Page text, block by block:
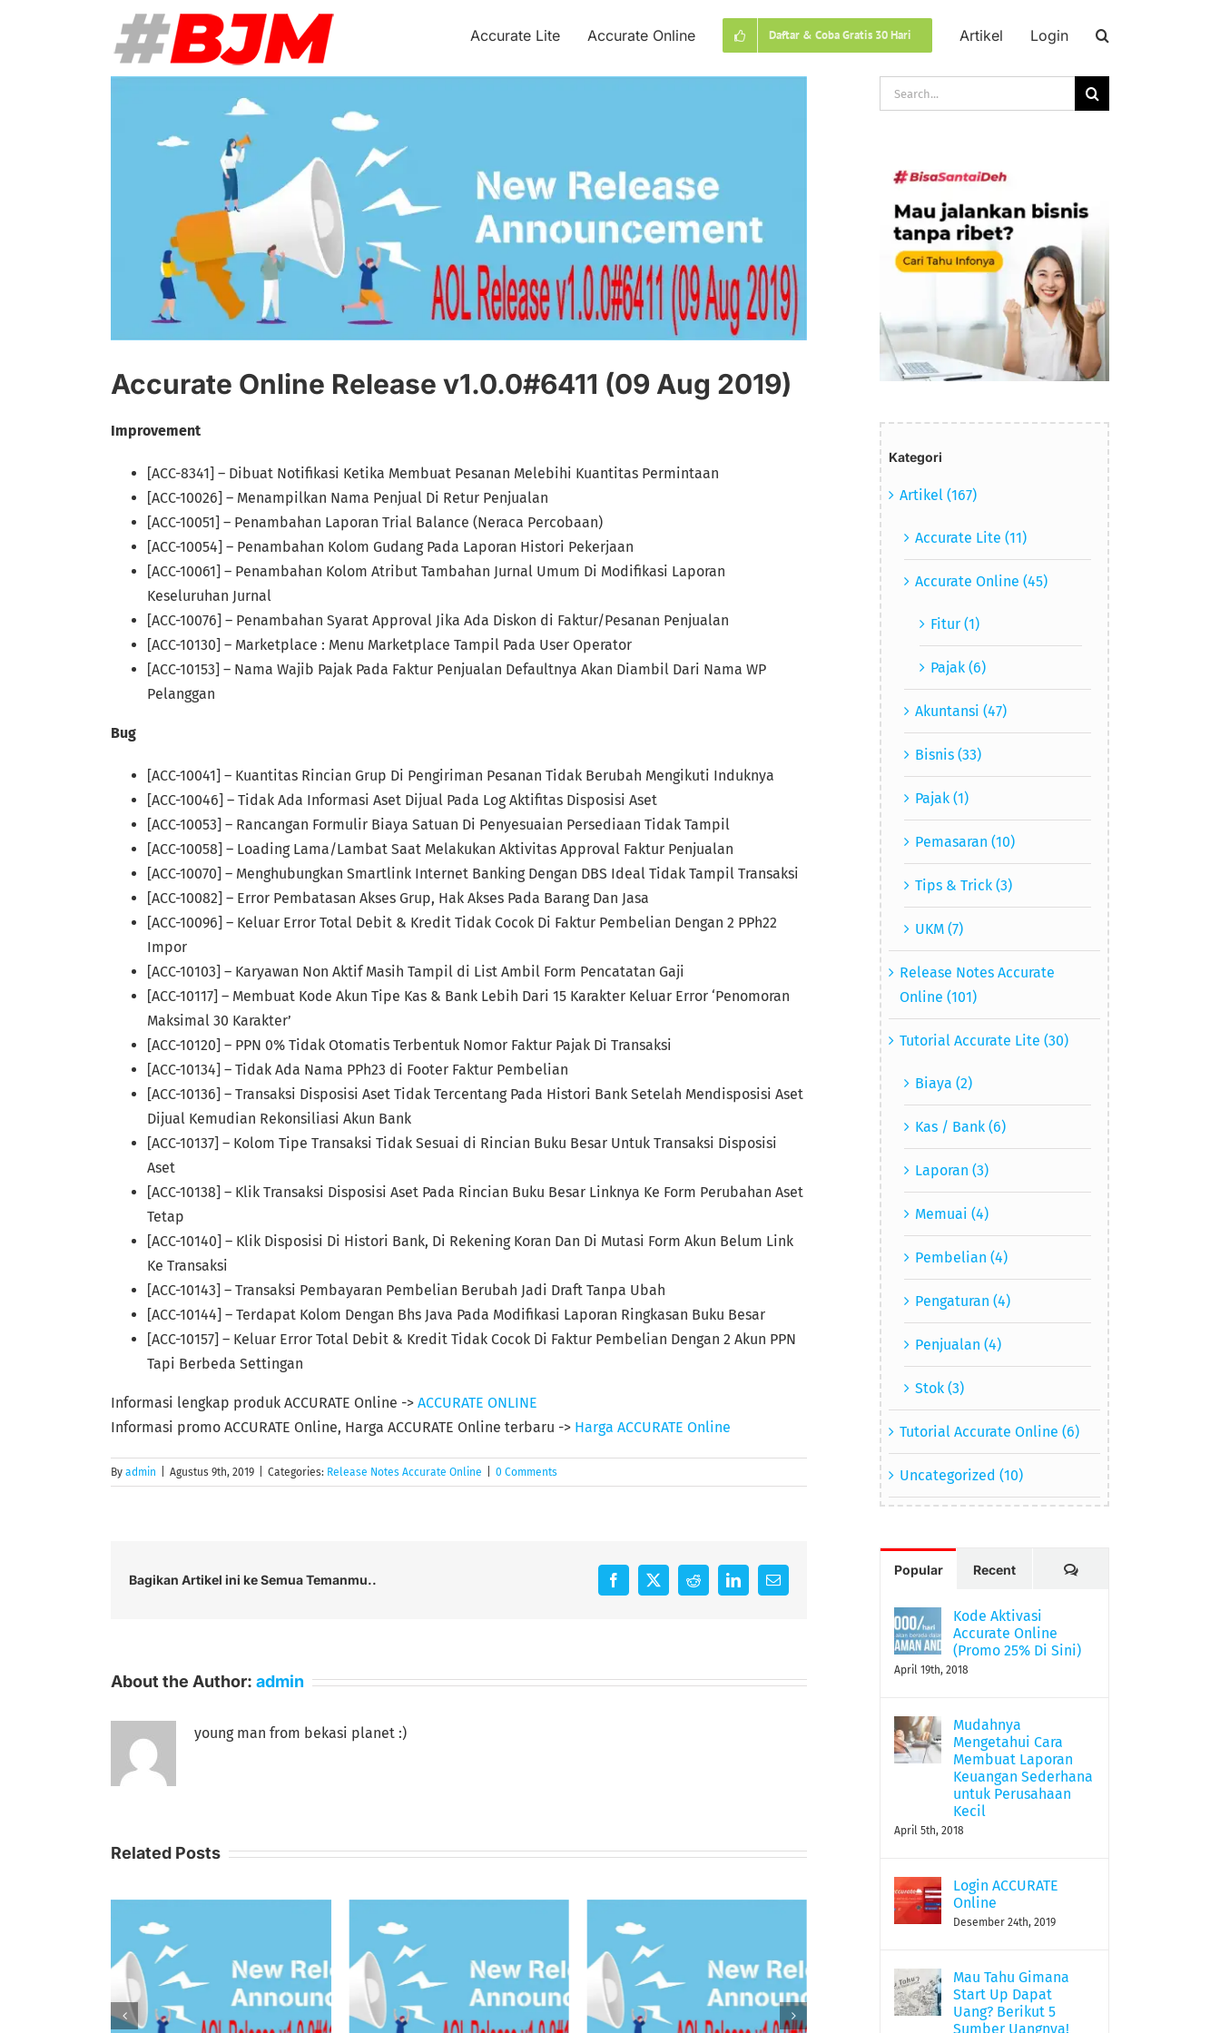
Accurate Lite Accurate Online Daftar & Coba Gratis 30 Hari Artikel Login
Accurate Online Release v1.0.0#6411 (09 Aug 2019)
Improvement
[ACC-8341] – Dibuat Notifikasi Ketika Membuat Pesanan Melebihi Kuantitas Permintaan
[ACC-10026] – Menampilkan Nama Penjual Di Retur Penjualan
[ACC-10051] – Penambahan Laporan Trial Balance (Neraca Percobaan)
[ACC-10054] – Penambahan Kolom Gudang Pada Laporan Histori Pekerjaan
[ACC-10061] – Penambahan Kolom Atribut Tambahan Jurnal Umum Di Modifikasi Laporan
Keseluruhan Jurnal
[ACC-10076] – Penambahan Syarat Approval Jika Ada Diskon di Faktur/Pesanan Penjualan
[ACC-10130] – Marketplace : Menu Marketplace Tampil Pada User Operator
[ACC-10153] – Nama Wajib Pajak Pada Faktur Penjualan Defaultnya Akan Diambil Dari Nama WP
Pelanggan
Bug
[ACC-10041] – Kuantitas Rincian Grup Di Pengiriman Pesanan Tidak Berubah Mengikuti Induknya
[ACC-10046] – Tidak Ada Informasi Aset Dijual Pada Log Aktifitas Disposisi Aset
[ACC-10053] – Rancangan Formulir Biaya Satuan Di Penyesuaian Persediaan Tidak Tampil
[ACC-10058] – Loading Lama/Lambat Saat Melakukan Aktivitas Approval Faktur Penjualan
[ACC-10070] – Menghubungkan Smartlink Internet Banking Dengan DBS Ideal Tidak Tampil Transaksi
[ACC-10082] – Error Pembatasan Akses Grup, Hak Akses Pada Barang Dan Jasa
[ACC-10096] – Keluar Error Total Debit & Kredit Tidak Cocok Di Faktur Pembelian Dengan 2 PPh22
Impor
[ACC-10103] – Karyawan Non Aktif Masih Tampil di List Ambil Form Pencatatan Gaji
[ACC-10117] – Membuat Kode Akun Tipe Kas & Bank Lebih Dari 15 Karakter Keluar Error ‘Penomoran
Maksimal 30 Karakter’
[ACC-10120] – PPN 0% Tidak Otomatis Terbentuk Nomor Faktur Pajak Di Transaksi
[ACC-10134] – Tidak Ada Nama PPh23 di Footer Faktur Pembelian
[ACC-10136] – Transaksi Disposisi Aset Tidak Tercentang Pada Histori Bank Setelah Mendisposisi Aset
Dijual Kemudian Rekonsiliasi Akun Bank
[ACC-10137] – Kolom Tipe Transaksi Tidak Sesuai di Rincian Buku Besar Untuk Transaksi Disposisi
Aset
[ACC-10138] – Klik Transaksi Disposisi Aset Pada Rincian Buku Besar Linknya Ke Form Perubahan Aset
Tetap
[ACC-10140] – Klik Disposisi Di Histori Bank, Di Rekening Koran Dan Di Mutasi Form Akun Belum Link
Ke Transaksi
[ACC-10143] – Transaksi Pembayaran Pembelian Berubah Jadi Draft Tanpa Ubah
[ACC-10144] – Terdapat Kolom Dengan Bhs Java Pada Modifikasi Laporan Ringkasan Buku Besar
[ACC-10157] – Keluar Error Total Debit & Kredit Tidak Cocok Di Faktur Pembelian Dengan 2 Akun PPN
Tapi Berbeda Settingan
Informasi lengkap produk ACCURATE Online -> ACCURATE ONLINE
Informasi promo ACCURATE Online, Harga ACCURATE Online terbaru -> Harga ACCURATE Online
By admin Agustus 9th, 2019 Categories: Release Notes Accurate Online 0 Comments
Bagikan Artikel ini ke Semua Temanmu.. Facebook
X RedditLinkedInEmail
About the Author: admin
young man from bekasi planet :)
Related Posts
Search
for:
Kategori
Artikel (167)
Accurate Lite (11)
Accurate Online (45)
Fitur (1)
Pajak (6)
Akuntansi (47)
Bisnis (33)
Pajak (1)
Pemasaran (10)
Tips & Trick (3)
UKM (7)
Release Notes Accurate
Online (101)
Tutorial Accurate Lite (30)
Biaya (2)
Kas / Bank (6)
Laporan (3)
Memuai (4)
Pembelian (4)
Pengaturan (4)
Penjualan (4)
Stok (3)
Tutorial Accurate Online (6)
Uncategorized (10)
Popular Recent Comments
Kode Aktivasi
Accurate Online
(Promo 25% Di Sini)
April 19th, 2018
Mudahnya
Mengetahui Cara
Membuat Laporan
Keuangan Sederhana
untuk Perusahaan
Kecil
April 5th, 2018
Login ACCURATE
Online
Desember 24th, 2019
Mau Tahu Gimana
Start Up Dapat
Uang? Berikut 5
Sumber Uangnya!